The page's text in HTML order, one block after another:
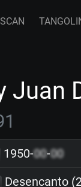
SCAN
1950-00-00
Desencanto